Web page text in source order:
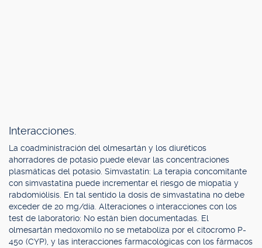
Interacciones.
La coadministración del olmesartán y los diuréticos
ahorradores de potasio puede elevar las concentraciones
plasmáticas del potasio. Simvastatin: La terapia concomitante
con simvastatina puede incrementar el riesgo de miopatía y
rabdomiólisis. En tal sentido la dosis de simvastatina no debe
exceder de 20 mg/día. Alteraciones o interacciones con los
test de laboratorio: No están bien documentadas. El
olmesartán medoxomilo no se metaboliza por el citocromo P-
450 (CYP), y las interacciones farmacológicas con los fármacos